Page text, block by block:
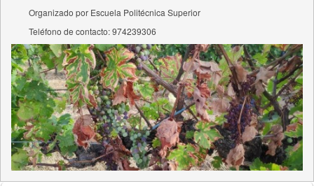
Organizado por Escuela Politécnica Superior
Teléfono de contacto: 974239306